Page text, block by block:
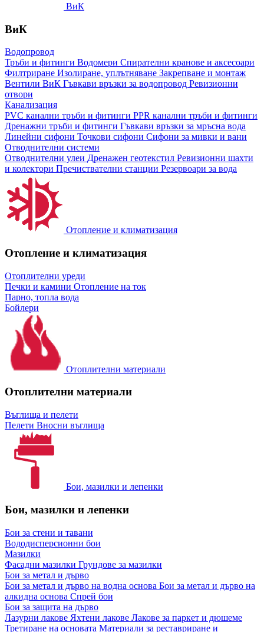
ВиК
ВиК
Водопровод
Тръби и фитинги Водомери Спирателни кранове и аксесоари
Филтриране Изолиране, уплътняване Закрепване и монтаж
Вентили ВиК Гъвкави връзки за водопровод Ревизионни
отвори
Канализация
PVC канални тръби и фитинги PPR канални тръби и фитинги
Дренажни тръби и фитинги Гъвкави връзки за мръсна вода
Линейни сифони Точкови сифони Сифони за мивки и вани
Отводнителни системи
Отводнителни улеи Дренажен геотекстил Ревизионни шахти
и колектори Пречиствателни станции Резервоари за вода
Отопление и климатизация
Отопление и климатизация
Отоплителни уреди
Печки и камини Отопление на ток
Парно, топла вода
Бойлери
Отоплителни материали
Отоплителни материали
Въглища и пелети
Пелети Вносни въглища
Бои, мазилки и лепенки
Бои, мазилки и лепенки
Бои за стени и тавани
Вододисперсионни бои
Мазилки
Фасадни мазилки Грундове за мазилки
Бои за метал и дърво
Бои за метал и дърво на водна основа Бои за метал и дърво на
алкидна основа Спрей бои
Бои за защита на дърво
Лазурни лакове Яхтени лакове Лакове за паркет и дюшеме
Третиране на основата Материали за реставриране и